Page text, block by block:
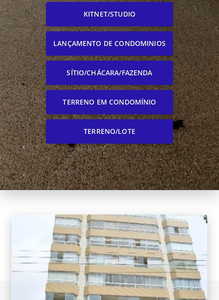
KITNET/STUDIO
LANÇAMENTO DE CONDOMINIOS
SÍTIO/CHÁCARA/FAZENDA
TERRENO EM CONDOMÍNIO
TERRENO/LOTE